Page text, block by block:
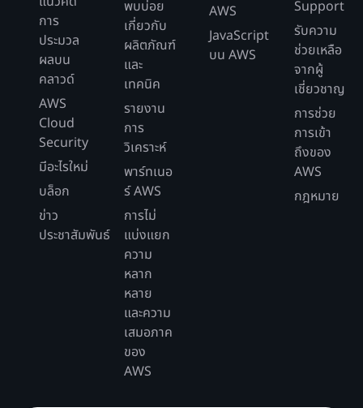
การ
ประมวล
ผลบน
คลาวด์
AWS
Cloud
Security
มีอะไรใหม่
บล็อก
ข่าว
ประชาสัมพันธ์
พบบ่อย
เกี่ยวกับ
ผลิตภัณฑ์
และ
เทคนิค
รายงาน
การ
วิเคราะห์
พาร์ทเนอ
ร์ AWS
การไม่
แบ่งแยก
ความ
หลาก
หลาย
และความ
เสมอภาค
ของ
AWS
AWS
JavaScript
บน AWS
Support
รับความ
ช่วยเหลือ
จากผู้
เชี่ยวชาญ
การช่วย
การเข้า
ถึงของ
AWS
กฎหมาย